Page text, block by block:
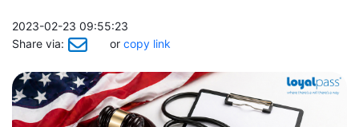
2023-02-23 09:55:23
Share via:
or copy link